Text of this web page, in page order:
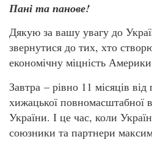
Пані та панове!
Дякую за вашу увагу до
звернутися до тих, хто
економічну міцність
Завтра – рівно 11 місяців
хижацької повномасштабної
України. І це час, коли
союзники та партнери